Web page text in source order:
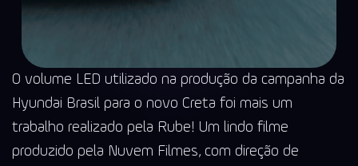
O volume LED utilizado na produção da campanha da
Hyundai Brasil para o novo Creta foi mais um
trabalho realizado pela Rube! Um lindo filme
produzido pela Nuvem Filmes, com direção de